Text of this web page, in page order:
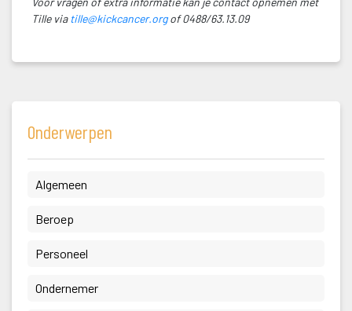
Tille via tille@kickcancer.org of 0488/63.13.09
Onderwerpen
Algemeen
Beroep
Personeel
Ondernemer